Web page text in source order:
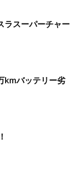
ラスーパーチャー
kmバッテリー劣